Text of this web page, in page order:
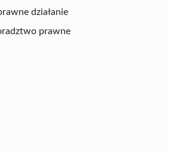
działanie
prawne